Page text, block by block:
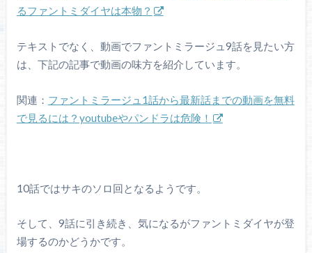
るファントミダイヤは本物？
テキストでなく、動画でファントミラージュ9話を見たい方
は、下記の記事で動画の味方を紹介しています。
関連： ファントミラージュ1話から最新話までの動画を無料
で見るには？youtubeやパンドラは危険！
10話ではサキのソロ回となるようです。
そして、9話に引き続き、気になるがファントミダイヤが登
場するのかどうかです。